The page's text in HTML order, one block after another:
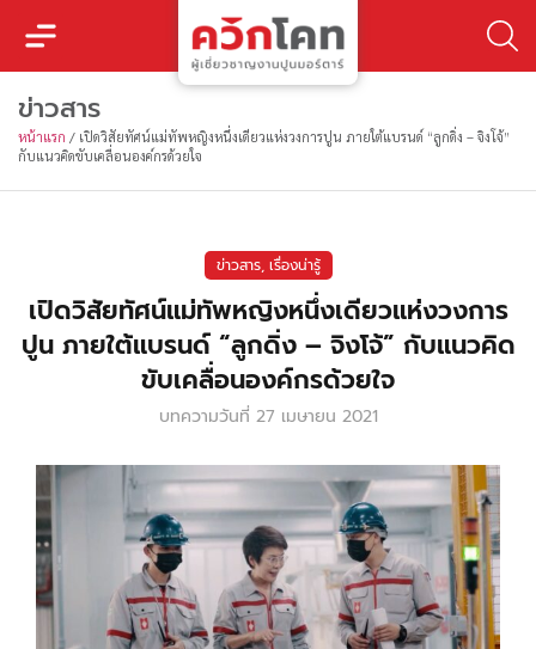
ข่าวสาร
หน้าแรก / เปิดวิสัยทัศน์แม่ทัพหญิงหนึ่งเดียวแห่งวงการปูน ภายใต้แบรนด์ “ลูกดิ่ง – จิงโจ้”
กับแนวคิดขับเคลื่อนองค์กรด้วยใจ
ข่าวสาร, เรื่องน่ารู้
เปิดวิสัยทัศน์แม่ทัพหญิงหนึ่งเดียวแห่งวงการ
ปูน ภายใต้แบรนด์ “ลูกดิ่ง – จิงโจ้” กับแนวคิด
ขับเคลื่อนองค์กรด้วยใจ
บทความวันที่ 27 เมษายน 2021